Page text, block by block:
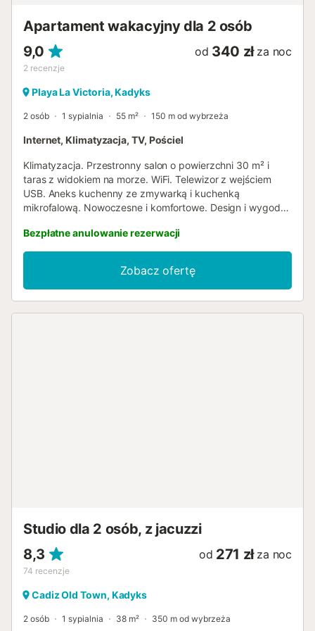
Apartament wakacyjny dla 2 osób
9,0
2 recenzje
od 340 zł za noc
Playa La Victoria, Kadyks
2 osób 1 sypialnia 55 m² 150 m od wybrzeża
Internet, Klimatyzacja, TV, Pościel
Klimatyzacja. Przestronny salon o powierzchni 30 m² i
taras z widokiem na morze. WiFi. Telewizor z wejściem
USB. Aneks kuchenny ze zmywarką i kuchenką
mikrofalową. Nowoczesne i komfortowe. Design i wygoda.
udogodnieniami: supermarketem, przystankiem
autobusowym, restauracjami, punktami usługowymi przy
plaży. Części wspólne budynku wyremontowane i
przystosowane, z dwiema windami....
Bezpłatne anulowanie rezerwacji
Zobacz ofertę
Studio dla 2 osób, z jacuzzi
8,3
74 recenzje
od 271 zł za noc
Cadiz Old Town, Kadyks
2 osób 1 sypialnia 38 m² 350 m od wybrzeża